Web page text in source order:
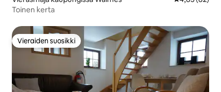
Toinen kerta
Vieraiden suosikki
Vieraiden suosikki